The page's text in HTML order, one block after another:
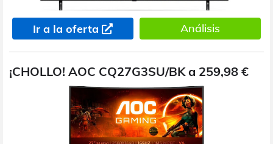
Ir a la oferta Análisis
¡CHOLLO! AOC CQ27G3SU/BK a 259,98 €